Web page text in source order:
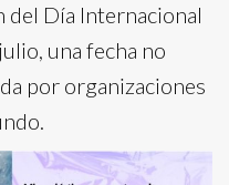
del Día Internacional
una fecha no
por organizaciones